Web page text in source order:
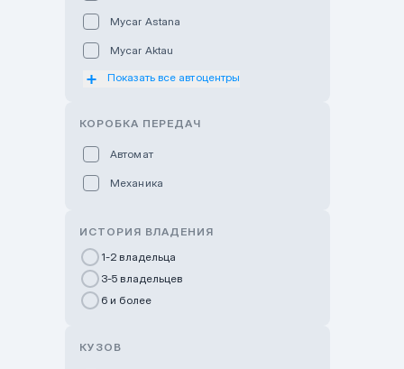
Mycar Astana
Mycar Aktau
Mycar Uralsk
GWM Nurly Zhol
Chery Astana
Показать все автоцентры
КОРОБКА ПЕРЕДАЧ
Автомат
Механика
ИСТОРИЯ ВЛАДЕНИЯ
1-2 владельца
3-5 владельцев
6 и более
КУЗОВ